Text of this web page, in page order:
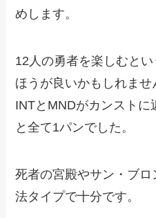
めします。
12人の勇者を楽しむと
ほうが良いかもしれませ
INTとMNDがカンスト
と全て1パンでした。
死者の宮殿やサン・ブ
法タイプで十分です。